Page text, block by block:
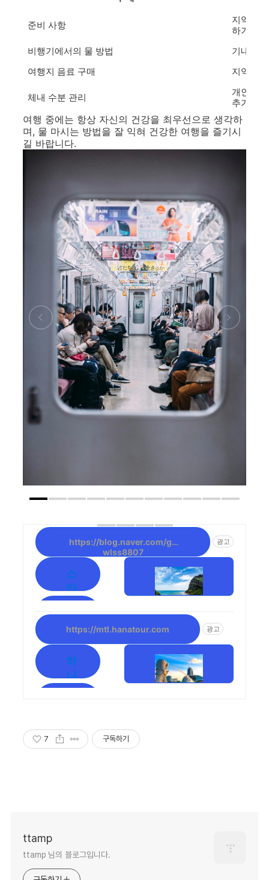
준비 사항
지역별
하기
비행기에서의 물 방법
기내에
여행지 음료 구매
지역 슈
체내 수분 관리
개인 체
추가 섭
여행 중에는 항상 자신의 건강을 최우선으로 생각하
며, 물 마시는 방법을 잘 익혀 건강한 여행을 즐기시
길 바랍니다.
https://blog.naver.com/gh
wlss8807
광고
스
타
투
어
여
행
사
억
을
함
께
나
르
지
여
여
행
https://mtl.hanatour.com 광고
하
나
투
행
상
나
어
특
모
7 구독하기
ttamp
ttamp 님의 블로그입니다.